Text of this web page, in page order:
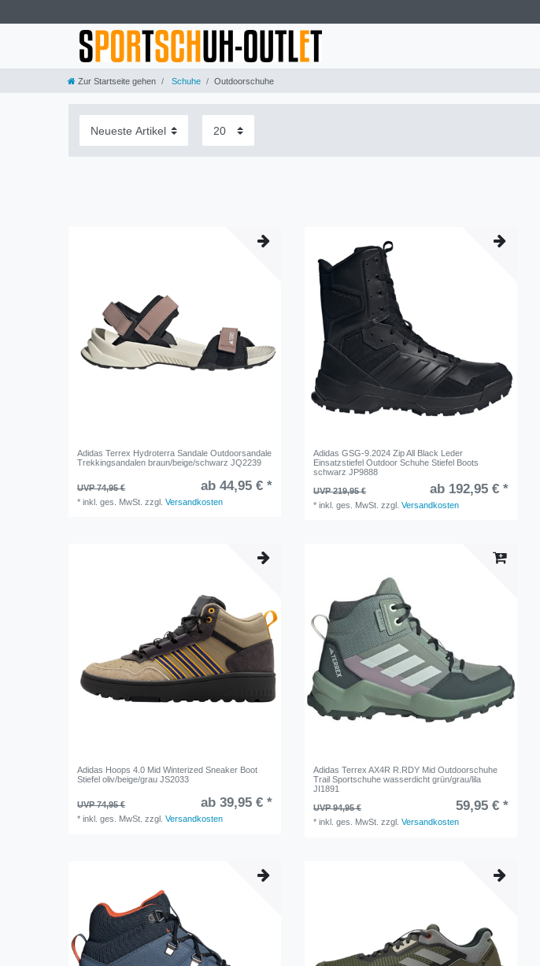
Zur Startseite gehen Schuhe Outdoorschuhe
Adidas Terrex Hydroterra Sandale Outdoorsandale
Trekkingsandalen braun/beige/schwarz JQ2239
UVP 74,95 € ab 44,95 € *
*inkl. ges. MwSt. zzgl.Versandkosten
Adidas GSG-9.2024 Zip All Black Leder
Einsatzstiefel Outdoor Schuhe Stiefel Boots
schwarz JP9888
UVP 219,95 €
ab 192,95 € *
*inkl. ges. MwSt. zzgl.Versandkosten
Adidas Hoops 4.0 Mid Winterized Sneaker Boot
Stiefel oliv/beige/grau JS2033
UVP 74,95 € ab 39,95 € *
*inkl. ges. MwSt. zzgl.Versandkosten
Adidas Terrex AX4R R.RDY Mid Outdoorschuhe
Trail Sportschuhe wasserdicht grün/grau/lila
JI1891
UVP 94,95 €
59,95 € *
*inkl. ges. MwSt. zzgl.Versandkosten